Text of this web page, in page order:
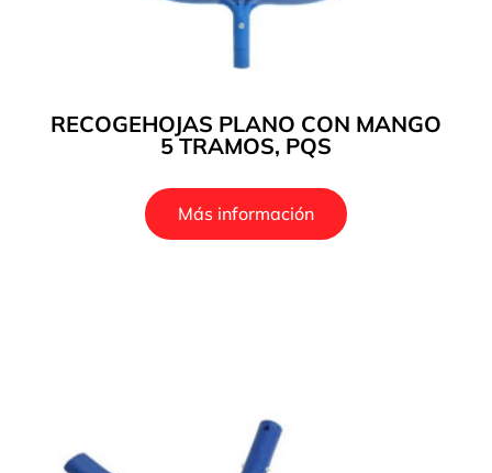
RECOGEHOJAS PLANO CON MANGO
5 TRAMOS, PQS
Más información